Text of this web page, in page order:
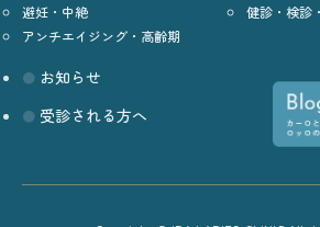
避妊・中絶
健診・検診
アンチエイジング・高齢期
お知らせ
受診される方へ